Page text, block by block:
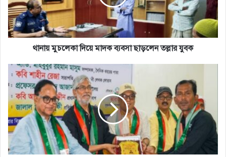
ছাড়লেন
তল্লার
যুবক
থানায় মুচলেকা দিয়ে মাদক ব্যবসা ছাড়লেন তল্লার যুবক
কাব্যকথা'র
সাহিত্য
উৎসব-
এ
সম্মাননা
পেলেন
সাংবাদিক
এম